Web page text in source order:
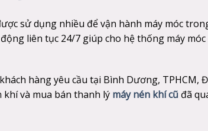
sử dụng nhiều để vận hành máy móc
liên tục 24/7 giúp cho hệ thống máy
hàng yêu cầu tại Bình Dương,
khí và mua bán thanh lý máy nén khí cũ đã